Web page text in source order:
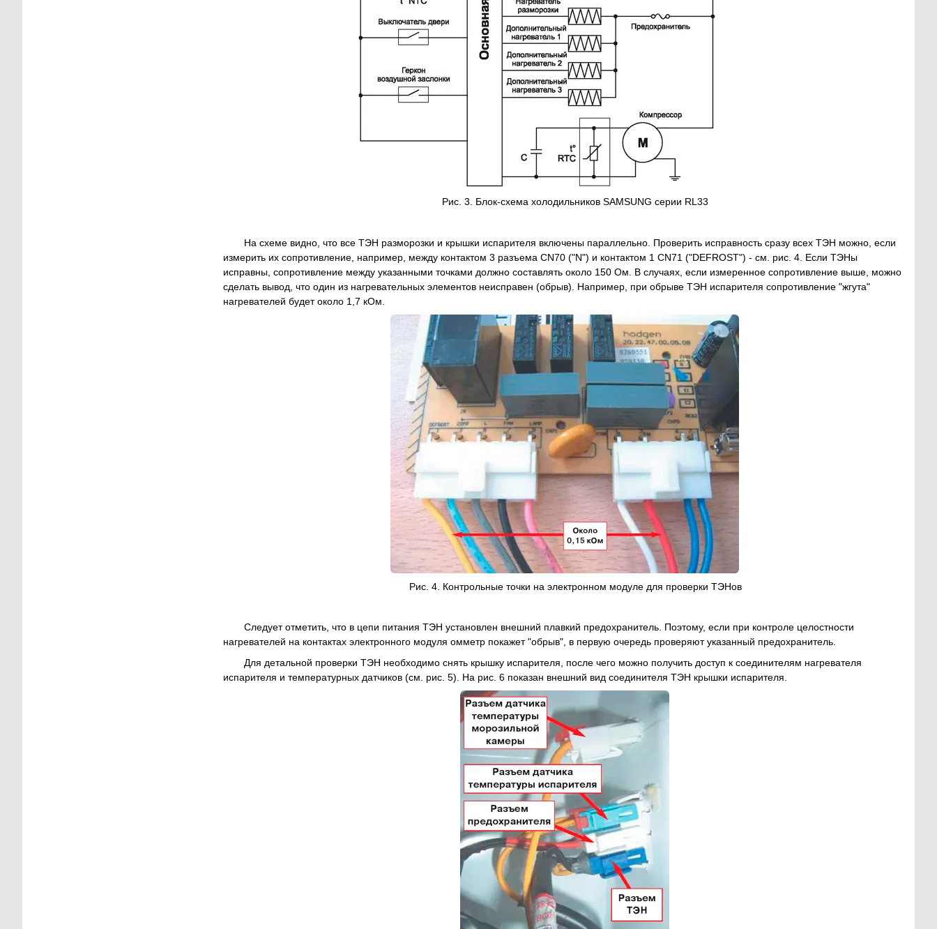
Рис. 3. Блок-схема холодильников SAMSUNG серии RL33
На схеме видно, что все ТЭН разморозки и крышки испарителя включены параллельно. Проверить исправность сразу всех ТЭН можно, если
измерить их сопротивление, например, между контактом 3 разъема CN70 ("N") и контактом 1 CN71 ("DEFROST") - см. рис. 4. Если ТЭНы
исправны, сопротивление между указанными точками должно составлять около 150 Ом. В случаях, если измеренное сопротивление выше, можно
сделать вывод, что один из нагревательных элементов неисправен (обрыв). Например, при обрыве ТЭН испарителя сопротивление "жгута"
нагревателей будет около 1,7 кОм.
Рис. 4. Контрольные точки на электронном модуле для проверки ТЭНов
Следует отметить, что в цепи питания ТЭН установлен внешний плавкий предохранитель. Поэтому, если при контроле целостности
нагревателей на контактах электронного модуля омметр покажет "обрыв", в первую очередь проверяют указанный предохранитель.
Для детальной проверки ТЭН необходимо снять крышку испарителя, после чего можно получить доступ к соединителям нагревателя
испарителя и температурных датчиков (см. рис. 5). На рис. 6 показан внешний вид соединителя ТЭН крышки испарителя.